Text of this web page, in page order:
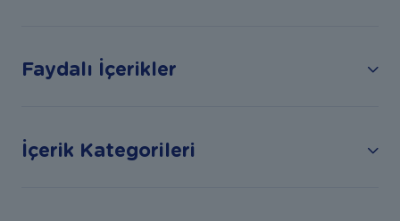
Faydalı İçerikler
İçerik Kategorileri